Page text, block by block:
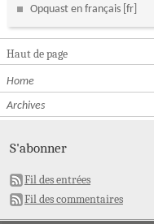
Opquast en français
Haut de page
Home
Archives
S'abonner
Fil des entrées
Fil des commentaires